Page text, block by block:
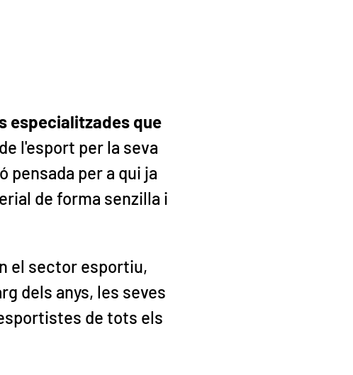
especialitzades que
l'esport per la seva
pensada per a qui ja
de forma senzilla i
el sector esportiu,
dels anys, les seves
de tots els